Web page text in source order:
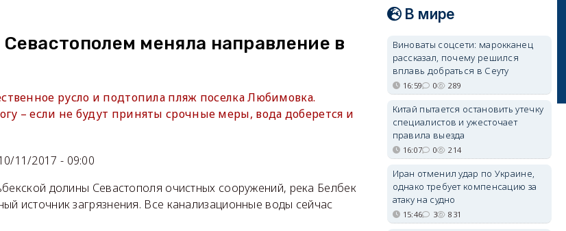
меняла направление в
русло и подтопила пляж поселка Любимовка.
– если не будут приняты срочные меры, вода доберется и
11/2017 - 09:00
долины Севастополя очистных сооружений, река Белбек
источник загрязнения. Все канализационные воды сейчас
В мире
Виноваты соцсети: марокканец
рассказал, почему решился
вплавь добраться в Сеуту
16:59 0 289
Китай пытается остановить утечку
специалистов и ужесточает
правила выезда
16:07 0 214
Иран отменил удар по Украине,
однако требует компенсацию за
атаку на судно
15:46 3 831